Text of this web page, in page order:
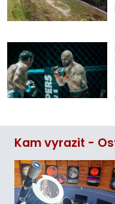
Kam vyrazit -